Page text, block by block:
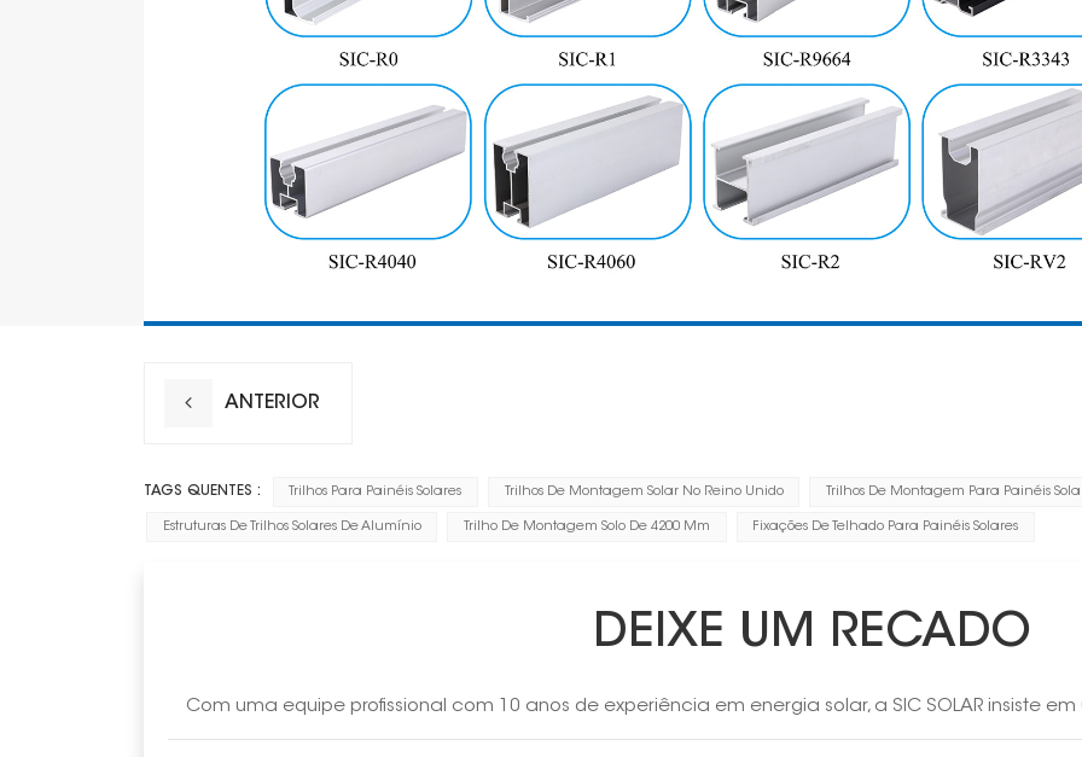
ANTERIOR
TAGS QUENTES : Trilhos Para Painéis Solares Trilhos De Montagem Solar No Reino Unido Trilhos De Montagem Para Painéis
Estruturas De Trilhos Solares De Alumínio Trilho De Montagem Solo De 4200 Mm Fixações De Telhado Para Painéis Solares
DEIXE UM RECADO
Com uma equipe profissional com 10 anos de experiência em energia solar, a SIC SOLAR insiste